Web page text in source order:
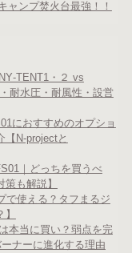
ャンプ焚火台最強！！
・２ vs
耐水圧・耐風性・設営
におすすめのオプショ
【N-projectと
｜どっちを買うべ
も解説】
で使える？タフまるジ
本当に買い？弱点を完
ナーに進化する理由